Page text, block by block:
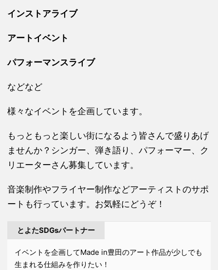
インストアライブ
アートイベント
パフォーマンスライブ
などなど
様々なイベントを企画しています。
もっともっと楽しい街になるよう皆さんで盛りあげ
ませんか？シンガー、弾き語り、パフォーマー、ク
リエーターさん募集しています。
音楽制作やフライヤー制作などアーティストのサポ
ートも行っています。お気軽にどうぞ！
とよたSDGsパートナー
イベントを企画してMade in豊田のアート作品が少しでも
生まれる仕組みを作りたい！